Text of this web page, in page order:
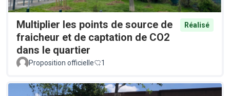
Multiplier les points de source de
fraicheur et de captation de CO2
dans le quartier
Réalisé
Proposition officielle 1